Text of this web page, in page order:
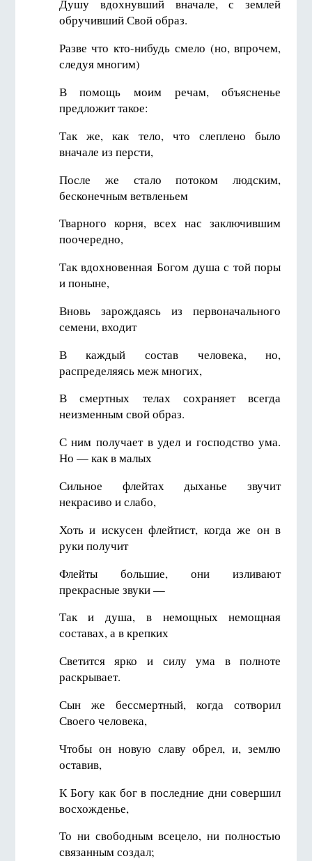
Душу вдохнувший вначале, с землей
обручивший Свой образ.
Разве что кто-нибудь смело (но, впрочем,
следуя многим)
В помощь моим речам, объясненье
предложит такое:
Так же, как тело, что слеплено было
вначале из персти,
После же стало потоком людским,
бесконечным ветвленьем
Тварного корня, всех нас заключившим
поочередно,
Так вдохновенная Богом душа с той поры
и поныне,
Вновь зарождаясь из первоначального
семени, входит
В каждый состав человека, но,
распределяясь меж многих,
В смертных телах сохраняет всегда
неизменным свой образ.
С ним получает в удел и господство ума.
Но — как в малых
Сильное флейтах дыханье звучит
некрасиво и слабо,
Хоть и искусен флейтист, когда же он в
руки получит
Флейты большие, они изливают
прекрасные звуки —
Так и душа, в немощных немощная
составах, а в крепких
Светится ярко и силу ума в полноте
раскрывает.
Сын же бессмертный, когда сотворил
Своего человека,
Чтобы он новую славу обрел, и, землю
оставив,
К Богу как бог в последние дни совершил
восхожденье,
То ни свободным всецело, ни полностью
связанным создал;